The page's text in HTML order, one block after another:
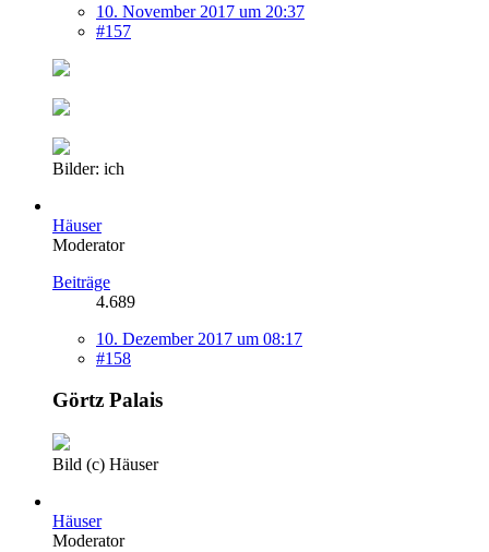
10. November 2017 um 20:37
#157
Bilder: ich
Häuser
Moderator
Beiträge
4.689
10. Dezember 2017 um 08:17
#158
Görtz Palais
Bild (c) Häuser
Häuser
Moderator